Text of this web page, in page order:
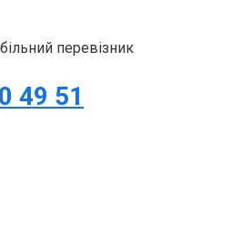
перевізник
49 51